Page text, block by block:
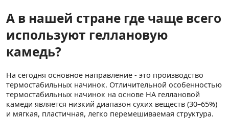
А в нашей стране где чаще всего
используют геллановую
камедь?
На сегодня основное направление - это производство
термостабильных начинок. Отличительной особенностью
термостабильных начинок на основе НА геллановой
камеди является низкий диапазон сухих веществ (30–65%)
и мягкая, пластичная, легко перемешиваемая структура.